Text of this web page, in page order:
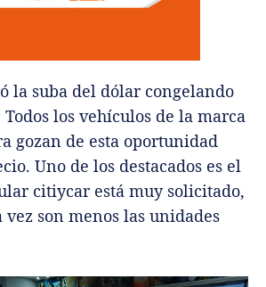
la suba del dólar congelando
los vehículos de la marca
gozan de esta oportunidad
Uno de los destacados es el
citiycar está muy solicitado,
vez son menos las unidades